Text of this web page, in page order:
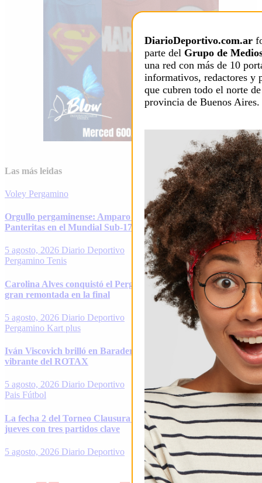
DiarioDeportivo.com.ar
parte del Grupo de
una red con más de 10
informativos, redactores y
que cubren todo el norte
provincia de Buenos Aires.
Las más leidas
Voley Pergamino
Orgullo pergaminense: Amparo Barbieri debuta con Las
Panteritas en el Mundial Sub-17 de vóley
5 agosto, 2026 Diario Deportivo
Pergamino Tenis
Carolina Alves conquistó el Pergamino Open 2026 tras una
gran remontada en la final
5 agosto, 2026 Diario Deportivo
Pergamino Kart plus
Iván Viscovich brilló en Baradero y terminó quinto en una final
vibrante del ROTAX
5 agosto, 2026 Diario Deportivo
Pais Fútbol
La fecha 2 del Torneo Clausura se completa entre miércoles y
jueves con tres partidos clave
5 agosto, 2026 Diario Deportivo